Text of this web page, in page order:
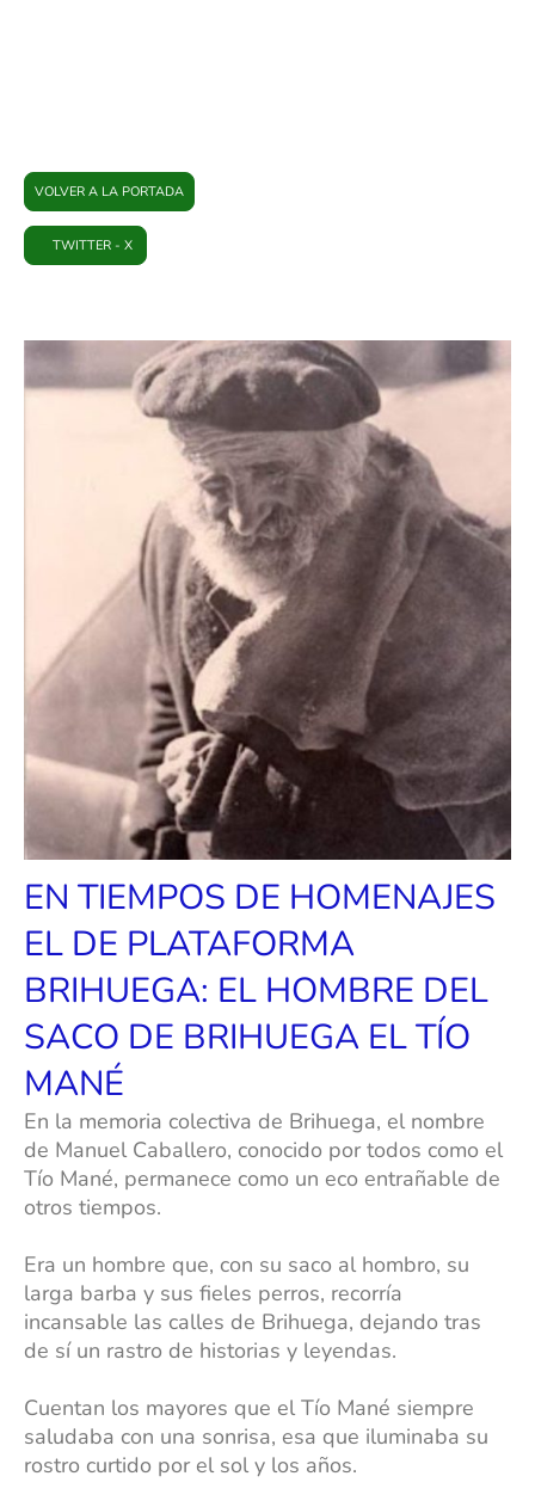
VOLVER A LA PORTADA
TWITTER - X
EN TIEMPOS DE HOMENAJES
EL DE PLATAFORMA
BRIHUEGA: EL HOMBRE DEL
SACO DE BRIHUEGA EL TÍO
MANÉ
En la memoria colectiva de Brihuega, el nombre
de Manuel Caballero, conocido por todos como el
Tío Mané, permanece como un eco entrañable de
otros tiempos.
Era un hombre que, con su saco al hombro, su
larga barba y sus fieles perros, recorría
incansable las calles de Brihuega, dejando tras
de sí un rastro de historias y leyendas.
Cuentan los mayores que el Tío Mané siempre
saludaba con una sonrisa, esa que iluminaba su
rostro curtido por el sol y los años.